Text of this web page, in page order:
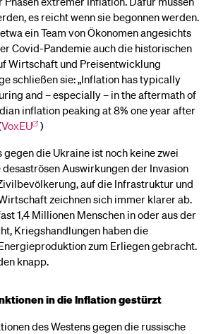
es reicht wenn sie begonnen werden.
ein Team von Ökonomen angesichts
Covid-Pandemie auch die historischen
Wirtschaft und Preisentwicklung
schließen sie: „Inflation has typically
and – especially – in the aftermath of
inflation peaking at 8% one year after
VoxEU )
die Ukraine ist noch keine zwei
Auswirkungen der Invasion
auf die Infrastruktur und
zeichnen sich immer klarer ab.
1,4 Millionen Menschen in oder aus der
Kriegshandlungen haben die
zum Erliegen gebracht.
knapp.
in die Inflation gestürzt
des Westens gegen die russische